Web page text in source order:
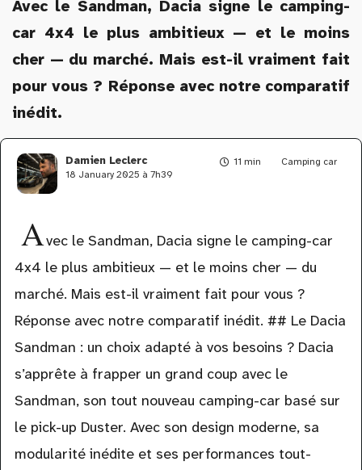
Avec le Sandman, Dacia signe le camping-
car 4x4 le plus ambitieux — et le moins
cher — du marché. Mais est-il vraiment fait
pour vous ? Réponse avec notre comparatif
inédit.
11 min Camping car
Damien Leclerc
18 January 2025 à 7h39
Avec le Sandman, Dacia signe le camping-car
4x4 le plus ambitieux — et le moins cher — du
marché. Mais est-il vraiment fait pour vous ?
Réponse avec notre comparatif inédit. ## Le Dacia
Sandman : un choix adapté à vos besoins ? Dacia
s’apprête à frapper un grand coup avec le
Sandman, son tout nouveau camping-car basé sur
le pick-up Duster. Avec son design moderne, sa
modularité inédite et ses performances tout-